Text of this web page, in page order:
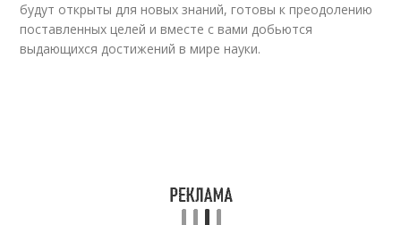
будут открыты для новых знаний, готовы к преодолению
поставленных целей и вместе с вами добьются
выдающихся достижений в мире науки.